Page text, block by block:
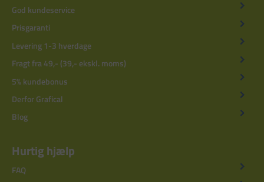
God kundeservice
Prisgaranti
Levering 1-3 hverdage
Fragt fra 49,- (39,- ekskl. moms)
5% kundebonus
Derfor Grafical
Blog
Hurtig hjælp
FAQ